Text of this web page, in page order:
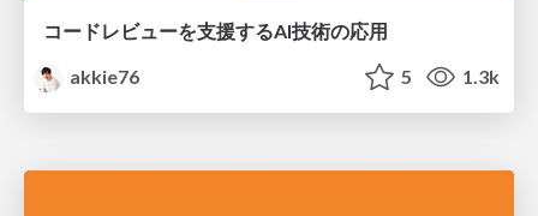
コードレビューを支援するAI技術の応用
akkie76
5 1.3k